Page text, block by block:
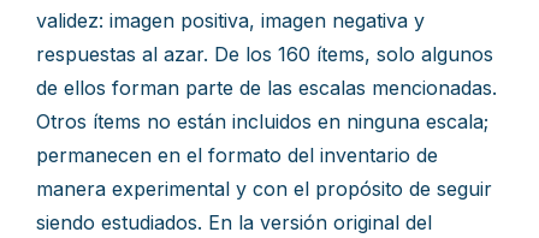
validez: imagen positiva, imagen negativa y
respuestas al azar. De los 160 ítems, solo algunos
de ellos forman parte de las escalas mencionadas.
Otros ítems no están incluidos en ninguna escala;
permanecen en el formato del inventario de
manera experimental y con el propósito de seguir
siendo estudiados. En la versión original del